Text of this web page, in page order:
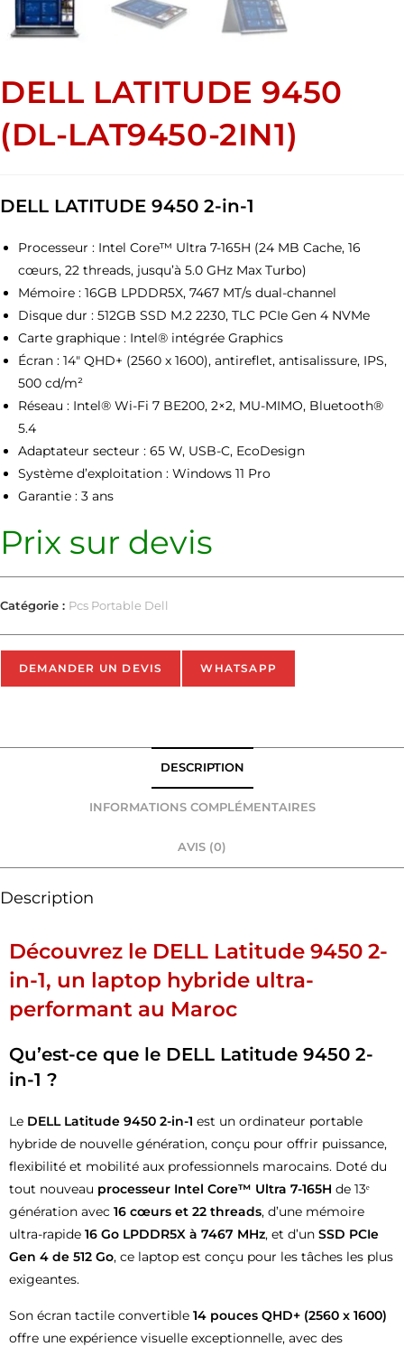
DELL LATITUDE 9450
(DL-LAT9450-2IN1)
DELL LATITUDE 9450 2-in-1
Processeur : Intel Core™ Ultra 7-165H (24 MB Cache, 16
cœurs, 22 threads, jusqu’à 5.0 GHz Max Turbo)
Mémoire : 16GB LPDDR5X, 7467 MT/s dual-channel
Disque dur : 512GB SSD M.2 2230, TLC PCIe Gen 4 NVMe
Carte graphique : Intel® intégrée Graphics
Écran : 14″ QHD+ (2560 x 1600), antireflet, antisalissure, IPS,
500 cd/m²
Réseau : Intel® Wi-Fi 7 BE200, 2×2, MU-MIMO, Bluetooth®
5.4
Adaptateur secteur : 65 W, USB-C, EcoDesign
Système d’exploitation : Windows 11 Pro
Garantie : 3 ans
Prix sur devis
Catégorie : Pcs Portable Dell
DEMANDER UN DEVIS WHATSAPP
DESCRIPTION
INFORMATIONS COMPLÉMENTAIRES
AVIS (0)
Description
Découvrez le DELL Latitude 9450 2-
in-1, un laptop hybride ultra-
performant au Maroc
Qu’est-ce que le DELL Latitude 9450 2-
in-1 ?
Le DELL Latitude 9450 2-in-1 est un ordinateur portable
hybride de nouvelle génération, conçu pour offrir puissance,
flexibilité et mobilité aux professionnels marocains. Doté du
tout nouveau processeur Intel Core™ Ultra 7-165H de 13ᵉ
génération avec 16 cœurs et 22 threads, d’une mémoire
ultra-rapide 16 Go LPDDR5X à 7467 MHz, et d’un SSD PCIe
Gen 4 de 512 Go, ce laptop est conçu pour les tâches les plus
exigeantes.
Son écran tactile convertible 14 pouces QHD+ (2560 x 1600)
offre une expérience visuelle exceptionnelle, avec des